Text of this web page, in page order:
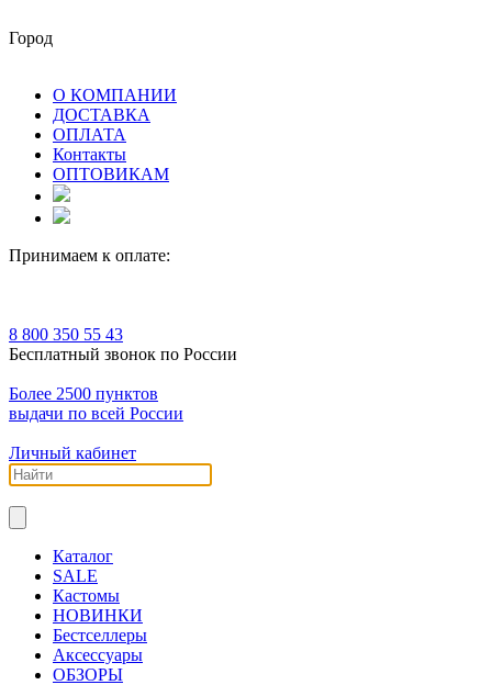
Город
О КОМПАНИИ
ДОСТАВКА
ОПЛАТА
Контакты
ОПТОВИКАМ
Принимаем к оплате:
8 800 350 55 43
Бесплатный звонок по России
Более 2500 пунктов
выдачи по всей России
Личный кабинет
Каталог
SALE
Кастомы
НОВИНКИ
Бестселлеры
Аксессуары
ОБЗОРЫ